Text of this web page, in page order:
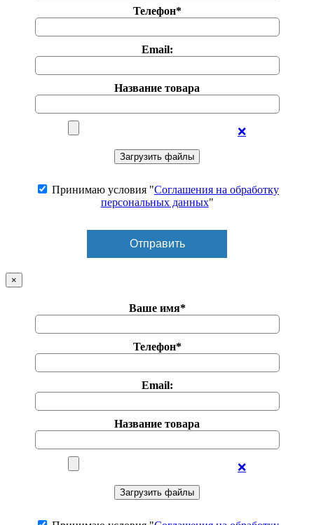
Телефон*
Email:
Название товара
❌
Принимаю условия "Соглашения на обработку
персональных данных"
×
Ваше имя*
Телефон*
Email:
Название товара
❌